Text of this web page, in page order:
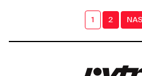
1 2